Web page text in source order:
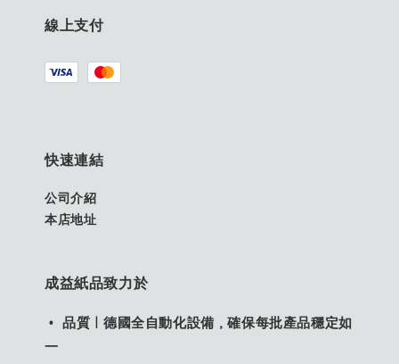
線上支付
快速連結
公司介紹
本店地址
成益紙品致力於
• 品質｜德國全自動化設備，確保每批產品穩定如
一